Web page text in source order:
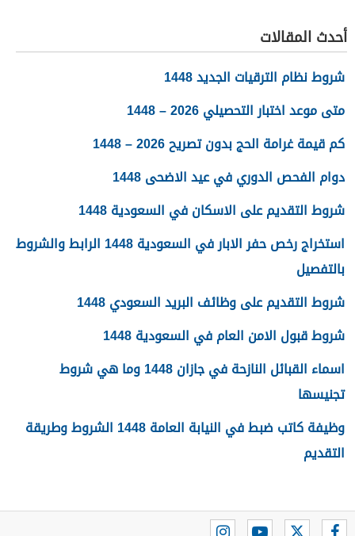
أحدث المقالات
شروط نظام الترقيات الجديد 1448
متى موعد اختبار التحصيلي 2026 – 1448
كم قيمة غرامة الحج بدون تصريح 2026 – 1448
دوام الفحص الدوري في عيد الاضحى 1448
شروط التقديم على الاسكان في السعودية 1448
استخراج رخص حفر الابار في السعودية 1448 الرابط والشروط
بالتفصيل
شروط التقديم على وظائف البريد السعودي 1448
شروط قبول الامن العام في السعودية 1448
اسماء القبائل النازحة في جازان 1448 وما هي شروط
تجنيسها
وظيفة كاتب ضبط في النيابة العامة 1448 الشروط وطريقة
التقديم